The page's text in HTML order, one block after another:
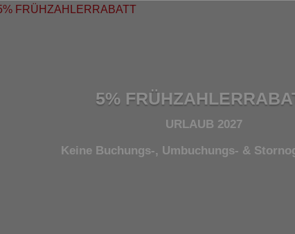
5%
URLAUB 2027
Keine Buchungs-, Umbuchungs- &